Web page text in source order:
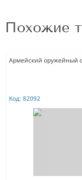
Похожие
Армейский оружейный
Код: 82092